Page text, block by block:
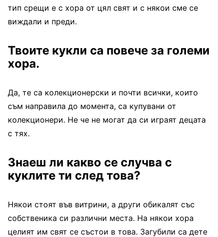
тип срещи е с хора от цял свят и с някои сме се
виждали и преди.
Твоите кукли са повече за големи
хора.
Да, те са колекционерски и почти всички, които
съм направила до момента, са купувани от
колекционери. Не че не могат да си играят децата
с тях.
Знаеш ли какво се случва с
куклите ти след това?
Някои стоят във витрини, а други обикалят със
собственика си различни места. На някои хора
целият им свят се състои в това. Загубили са дете